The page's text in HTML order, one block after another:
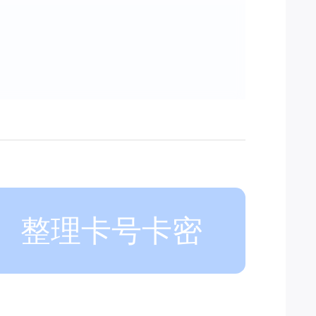
整理卡号卡密